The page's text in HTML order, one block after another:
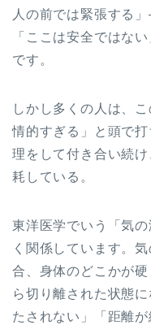
人の前では緊張する
「ここは安全ではな
です。
しかし多くの人は、
情的すぎる」と頭で
理をして付き合い続
耗している。
東洋医学でいう「気
く関係しています。
合、身体のどこかが
ら切り離された状態
たされない」「距離